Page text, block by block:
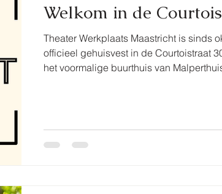
Welkom in de
Theater Werkplaats Maastricht is sinds
officieel gehuisvest in de Courtoistraat
het voormalige buurthuis van